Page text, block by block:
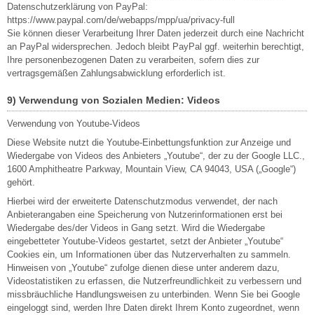
Datenschutzerklärung von PayPal:
https://www.paypal.com/de/webapps/mpp/ua/privacy-full
Sie können dieser Verarbeitung Ihrer Daten jederzeit durch eine Nachricht
an PayPal widersprechen. Jedoch bleibt PayPal ggf. weiterhin berechtigt,
Ihre personenbezogenen Daten zu verarbeiten, sofern dies zur
vertragsgemäßen Zahlungsabwicklung erforderlich ist.
9) Verwendung von Sozialen Medien: Videos
Verwendung von Youtube-Videos
Diese Website nutzt die Youtube-Einbettungsfunktion zur Anzeige und
Wiedergabe von Videos des Anbieters „Youtube“, der zu der Google LLC.,
1600 Amphitheatre Parkway, Mountain View, CA 94043, USA („Google“)
gehört.
Hierbei wird der erweiterte Datenschutzmodus verwendet, der nach
Anbieterangaben eine Speicherung von Nutzerinformationen erst bei
Wiedergabe des/der Videos in Gang setzt. Wird die Wiedergabe
eingebetteter Youtube-Videos gestartet, setzt der Anbieter „Youtube“
Cookies ein, um Informationen über das Nutzerverhalten zu sammeln.
Hinweisen von „Youtube“ zufolge dienen diese unter anderem dazu,
Videostatistiken zu erfassen, die Nutzerfreundlichkeit zu verbessern und
missbräuchliche Handlungsweisen zu unterbinden. Wenn Sie bei Google
eingeloggt sind, werden Ihre Daten direkt Ihrem Konto zugeordnet, wenn